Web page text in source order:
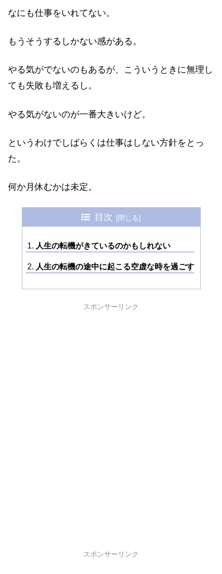
なにも仕事をいれてない。
もうそうするしかない感がある。
やる気がでないのもあるが、こういうときに無理し
ても失敗も増えるし。
やる気がないのが一番大きいけど。
というわけでしばらくは仕事はしない方針をとっ
た。
何か月休むかは未定。
目次
人生の転機がきているのかもしれない
人生の転機の途中に起こる空虚な時を過ごす
スポンサーリンク
スポンサーリンク